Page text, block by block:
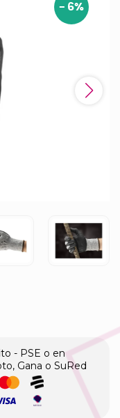
- 6%
- PSE o en
Gana o SuRed